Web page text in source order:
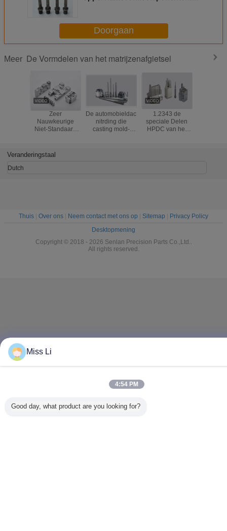
Doorgaan
Meer De Vormdelen van het matrijzenafgietsel
Zeer
Nauwkeurige
Niet-Standaard
De automobieldac
nitrding die
casting mold-
1.2343 de
speciale Delen
HPDC van het
Veranderingstaal
Dutch
Thuis Over ons Neem contact met ons op Sitemap
Privacy Policy
Desktopmening
Copyright © 2018 - 2026 Senlan Precision Parts Co.,Ltd..
All rights reserved.
Miss Li
4:54 PM
Good day, what product are you looking for?